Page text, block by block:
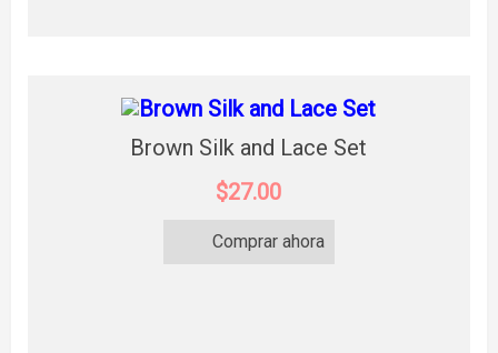
Brown Silk and Lace Set
$27.00
Comprar ahora